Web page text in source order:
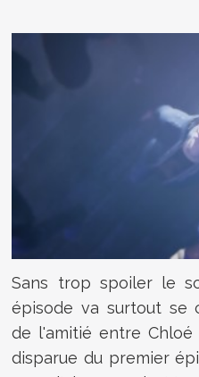
Sans trop spoiler le
épisode va surtout se
de l'amitié entre Chloé
disparue du premier